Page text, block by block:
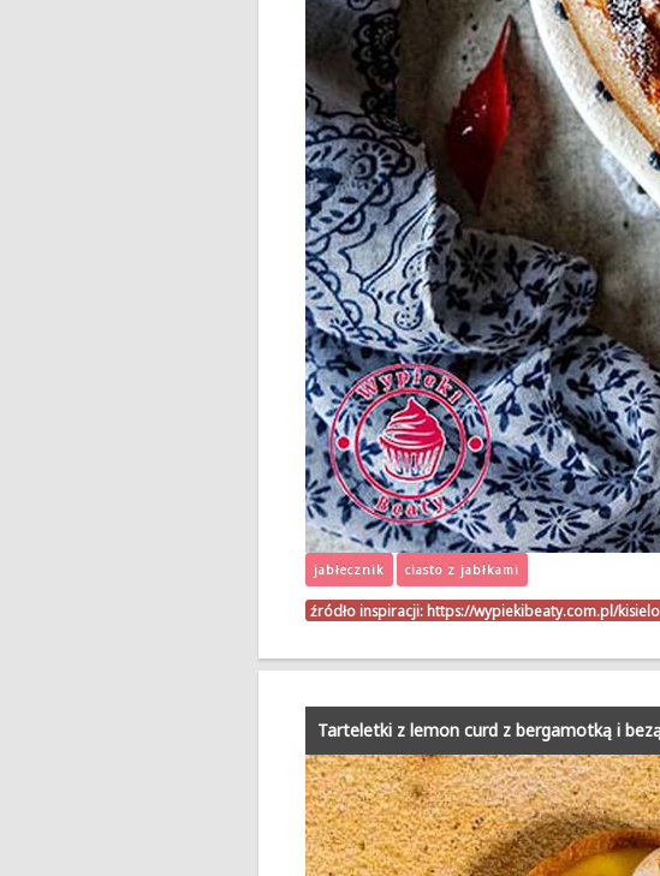
jabłecznik ciasto z jabłkami
źródło inspiracji: https://wypiekibeaty.com.pl/
Tarteletki z lemon curd z bergamotką i